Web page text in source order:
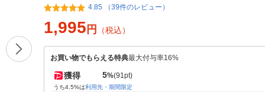
4.85 （39件のレビュー）
1,995 円 （税込）
お買い物でもらえる特典最大付与率16%
獲得 5%(91pt)
うち4.5%は利用先・期間限定